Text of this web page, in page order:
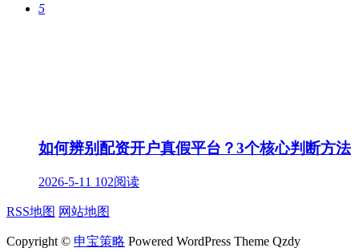
5
如何辨别配资开户真假平台？3个核心判断方法
2026-5-11 102阅读
RSS地图 网站地图
Copyright © 申宝策略 Powered WordPress Theme Qzdy